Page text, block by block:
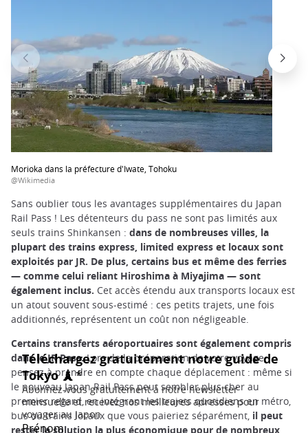
Morioka dans la préfecture d'Iwate, Tohoku
@Wikimedia
Sans oublier tous les avantages supplémentaires du Japan
Rail Pass ! Les détenteurs du pass ne sont pas limités aux
seuls trains Shinkansen : dans de nombreuses villes, la
plupart des trains express, limited express et locaux sont
exploités par JR. De plus, certains bus et même des ferries
— comme celui reliant Hiroshima à Miyajima — sont
également inclus. Cet accès étendu aux transports locaux est
un atout souvent sous-estimé : ces petits trajets, une fois
additionnés, représentent un coût non négligeable.
Certains transferts aéroportuaires sont également compris
dans le JR Pass.Lors de la préparation de votre voyage,
pensez à prendre en compte chaque déplacement : même si
le nouveau Japan Rail Pass peut sembler plus cher au
premier regard, en intégrant les trajets quotidiens en métro,
bus ou trains locaux que vous paieriez séparément, il peut
rester la solution la plus économique pour de nombreux